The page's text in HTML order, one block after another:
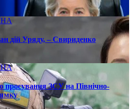
дій Уряду, – Свириденко
просування ЗСУ на Північно-